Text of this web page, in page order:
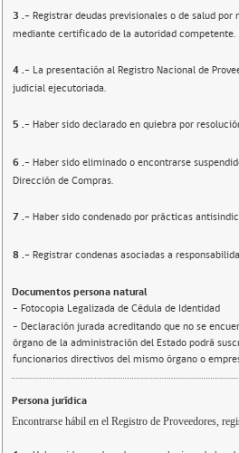
3 .- Registrar deudas previsionales o de salud
mediante certificado de la autoridad competente.
4.- La presentación al Registro Nacional de
judicial ejecutoriada.
5 .- Haber sido declarado en quiebra por
6.- Haber sido eliminado o encontrarse
Dirección de Compras.
7.- Haber sido condenado por prácticas
8.- Registrar condenas asociadas a
Documentos persona natural
- Fotocopia Legalizada de Cédula de Identidad
- Declaración jurada acreditando que no se
órgano de la administración del Estado podrá
funcionarios directivos del mismo órgano o
Persona jurídica
Encontrarse hábil en el Registro de Proveedores,